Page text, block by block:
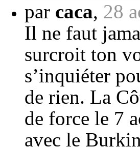
par caca, 28
Il ne faut
surcroit ton
s’inquiéter
de rien. La
de force le 7
avec le